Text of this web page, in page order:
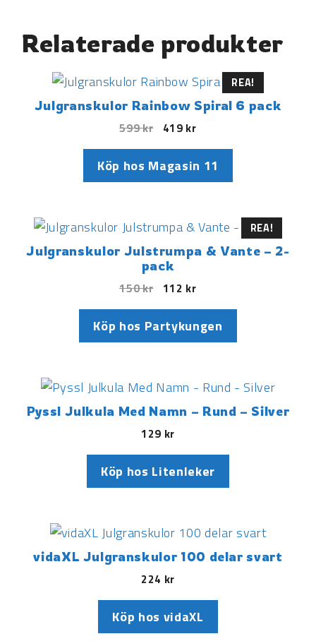
Relaterade produkter
REA!
Julgranskulor Rainbow Spiral 6 pack
599kr 419 kr
Köp hos Magasin 11
REA!
Julgranskulor Julstrumpa & Vante – 2-
pack
150kr 112 kr
Köp hos Partykungen
Pyssl Julkula Med Namn – Rund – Silver
129 kr
Köp hos Litenleker
vidaXL Julgranskulor 100 delar svart
224 kr
Köp hos vidaXL